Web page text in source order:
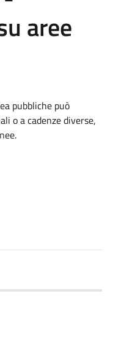
aree
pubbliche può
o a cadenze diverse,